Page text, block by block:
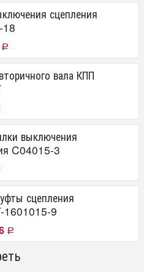
сцепления
Р
вала КПП
выключения
C04015-3
сцепления
1601015-9
Р